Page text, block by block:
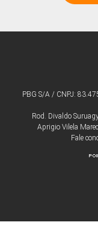
PBG S/A / CNPJ:
Rod. Divaldo
Aprigio Vilela
Fale